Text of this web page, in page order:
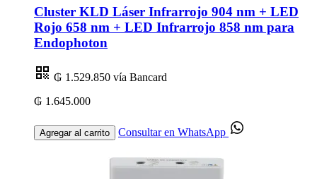
Cluster KLD Láser Infrarrojo 904 nm + LED
Rojo 658 nm + LED Infrarrojo 858 nm para
Endophoton
₲ 1.529.850 vía Bancard
₲ 1.645.000
Agregar al carrito Consultar en WhatsApp